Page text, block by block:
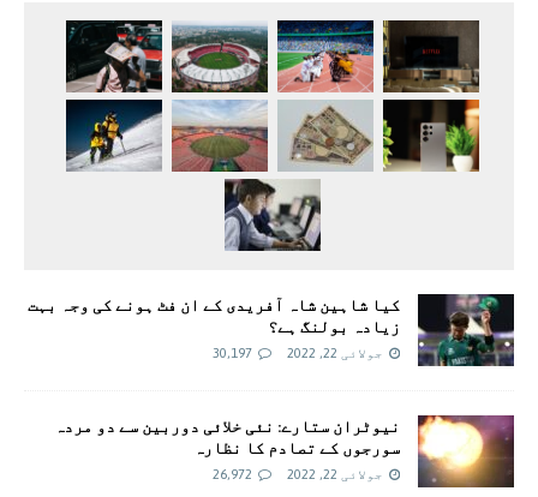
کیا شاہین شاہ آفریدی کے ان فٹ ہونے کی وجہ بہت
زیادہ بولنگ ہے؟
جولائی 22, 2022 30,197
نیوٹران ستارے: نئی خلائی دوربین سے دو مردہ
سورجوں کے تصادم کا نظارہ
جولائی 22, 2022 26,972